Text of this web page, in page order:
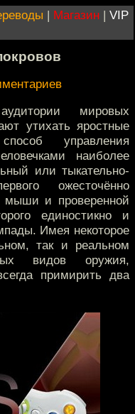
| Магазин | VIP
мировых
утихать яростные
управления
наиболее
или тыкательно-
ожесточённо
мыши и проверенной
единостикно и
Имея некоторое
так и реальном
видов оружия,
примирить два